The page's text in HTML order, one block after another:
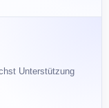
Unterstützung